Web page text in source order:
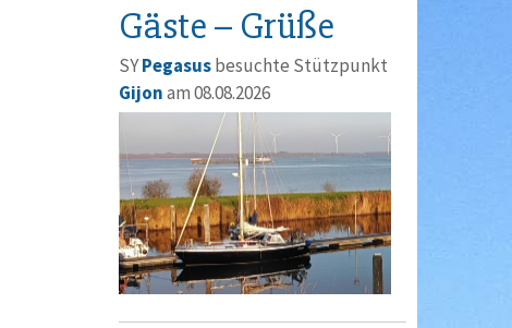
Gäste – Grüße
SYPegasusbesuchte Stützpunkt
Gijonam 08.08.2026